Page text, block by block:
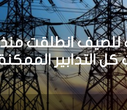
للصيف انطلقت منذ